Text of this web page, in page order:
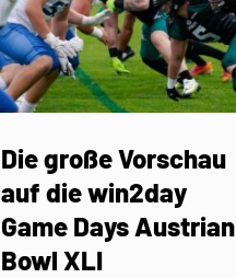
Die große Vorschau
auf die win2day
Game Days Austrian
Bowl XLI